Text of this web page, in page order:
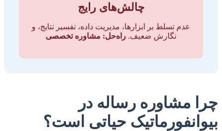
چالش‌های رایج
عدم تسلط بر ابزارها، مدیریت داده، تفسیر نتایج، و
نگارش ضعیف. راه‌حل: مشاوره تخصصی
چرا مشاوره رساله در
بیوانفورماتیک حیاتی است؟